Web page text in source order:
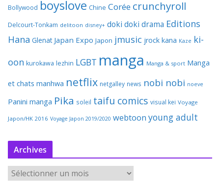
Bollywood boyslove Chine Corée crunchyroll
Delcourt-Tonkam delitoon disney+ doki doki drama Editions
Hana Glenat Japan Expo Japon jmusic jrock kana Kaze ki-
oon kurokawa lezhin LGBT manga Manga & sport Manga
et chats manhwa netflix netgalley news nobi nobi noeve
Panini manga Pika soleil taifu comics visual kei Voyage
Japon/HK 2016 Voyage Japon 2019/2020 webtoon young adult
Archives